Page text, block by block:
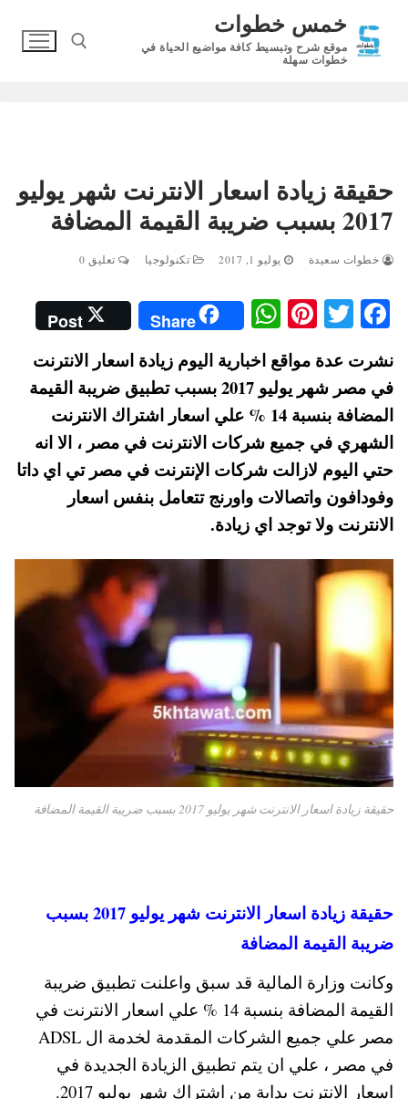
المحتوى
خمس خطوات
موقع شرح وتبسيط كافة مواضيع الحياة في
خطوات سهلة
حقيقة زيادة اسعار الانترنت شهر يوليو
2017 بسبب ضريبة القيمة المضافة
خطوات سعيدة يوليو 1, 2017 تكنولوجيا تعليق 0
Fa
bo
ok
T
tte
r
Pi
nt
er
es
t
W
ha
ts
A
pp
Share
Post
نشرت عدة مواقع اخبارية اليوم زيادة اسعار الانترنت
في مصر شهر يوليو 2017 بسبب تطبيق ضريبة القيمة
المضافة بنسبة 14 % علي اسعار اشتراك الانترنت
الشهري في جميع شركات الانترنت في مصر ، الا انه
حتي اليوم لازالت شركات الإنترنت في مصر تي اي داتا
وفودافون واتصالات واورنج تتعامل بنفس اسعار
الانترنت ولا توجد اي زيادة.
حقيقة زيادة اسعار الانترنت شهر يوليو 2017 بسبب ضريبة القيمة المضافة
حقيقة زيادة اسعار الانترنت شهر يوليو 2017 بسبب
ضريبة القيمة المضافة
وكانت وزارة المالية قد سبق واعلنت تطبيق ضريبة
القيمة المضافة بنسبة 14 % علي اسعار الانترنت في
مصر علي جميع الشركات المقدمة لخدمة ال ADSL
في مصر ، علي ان يتم تطبيق الزيادة الجديدة في
اسعار الانترنت بداية من اشتراك شهر يوليو 2017.